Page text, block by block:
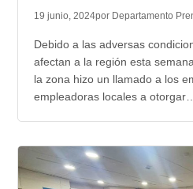
19 junio, 2024por Departamento
Debido a las adversas
afectan a la región esta
la zona hizo un llamado a los
empleadoras locales a